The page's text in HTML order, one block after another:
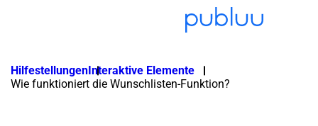
HilfestellungenInteraktive Elemente
Wie funktioniert die Wunschlisten-Funktion?